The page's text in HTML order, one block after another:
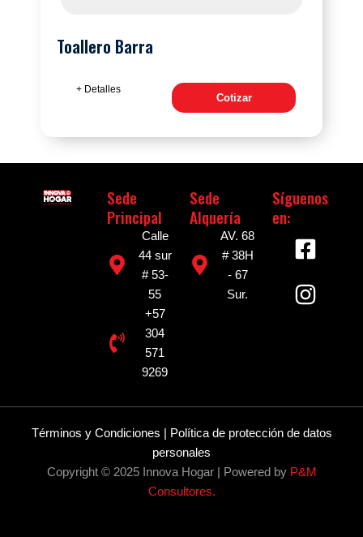
Toallero Barra
+ Detalles
Cotizar
Sede
Principal
Calle
44 sur
# 53-
55
+57
304
571
9269
Sede
Alquería
AV. 68
# 38H
- 67
Sur.
Síguenos
en:
F
a
c
e
s
q
I
n
s
t
Términos y Condiciones | Política de protección de datos
personales
Copyright © 2025 Innova Hogar | Powered by P&M
Consultores.